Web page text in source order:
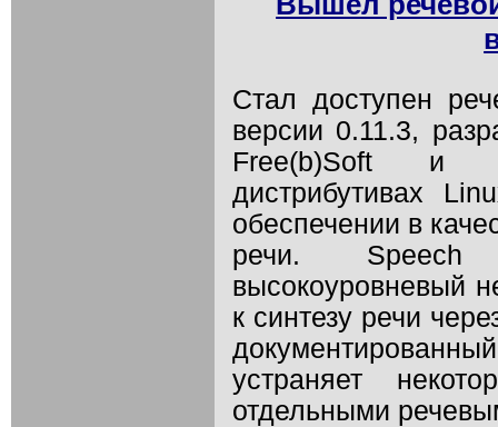
Стал доступен
версии 0.11.3,
Free(b)Soft и
дистрибутивах
обеспечении в
речи. Speech
высокоуровневый
к синтезу речи
устраняет
отдельными